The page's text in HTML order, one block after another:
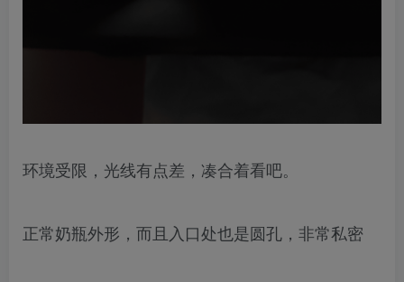
环境受限，光线有点差，凑合着看吧。
正常奶瓶外形，而且入口处也是圆孔，非常私密